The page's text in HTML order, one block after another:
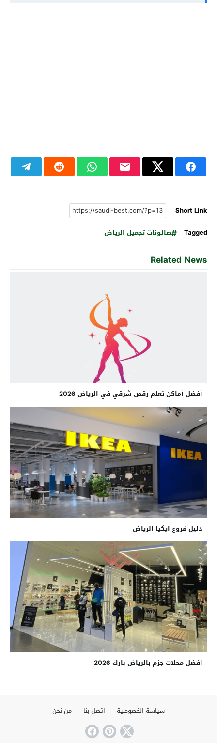
Short Link
Tagged
صالونات تجميل الرياض
Related News
أفضل أماكن تعلم رقص شرقي في الرياض 2026
دليل فروع ايكيا الرياض
افضل محلات جزم بالرياض بارك 2026
سياسة الخصوصية اتصل بنا من نحن